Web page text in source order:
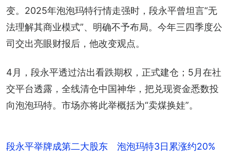
变。2025年泡泡玛特行情走强时，段永平曾坦言“无
法理解其商业模式”、明确不予布局。今年三四季度公
司交出亮眼财报后，他改变观点。
4月，段永平透过沽出看跌期权，正式建仓；5月在社
交平台透露，全线清仓中国神华，把兑现资金悉数投
向泡泡玛特。市场亦将此举概括为“卖煤换娃”。
段永平举牌成第二大股东 泡泡玛特3日累涨约20%